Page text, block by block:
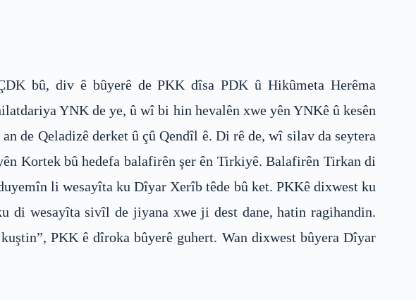
bû, div ê bûyerê de PKK dîsa PDK û Hikûmeta Herêma
YNK de ye, û wî bi hin hevalên xwe yên YNKê û kesên
de Qeladizê derket û çû Qendîl ê. Di rê de, wî silav da seytera
Kortek bû hedefa balafirên şer ên Tirkiyê. Balafirên Tirkan di
li wesayîta ku Dîyar Xerîb têde bû ket. PKKê dixwest ku
di wesayîta sivîl de jiyana xwe ji dest dane, hatin ragihandin.
PKK ê dîroka bûyerê guhert. Wan dixwest bûyera Dîyar